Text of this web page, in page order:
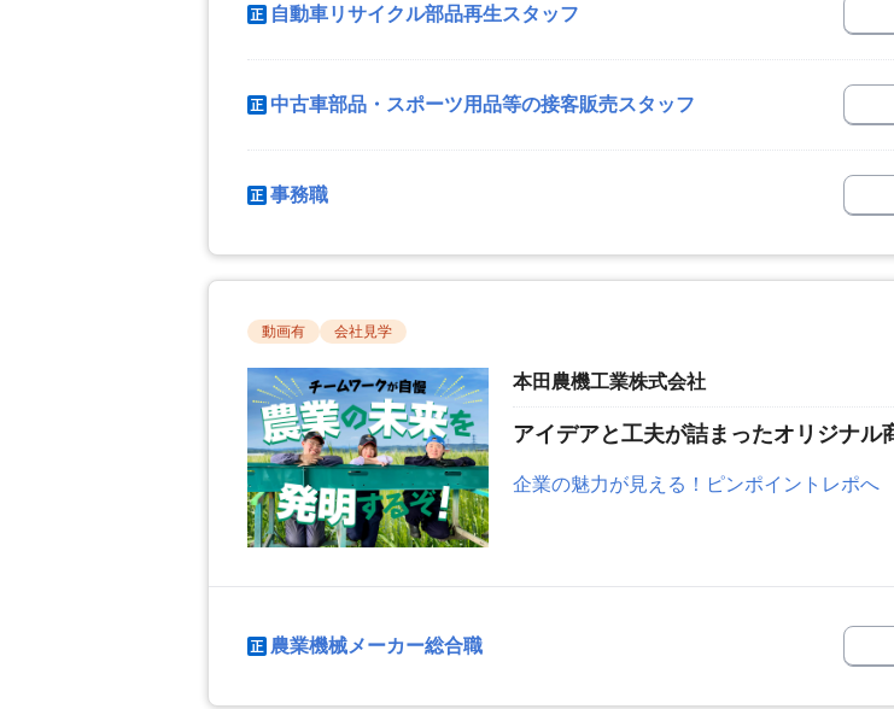
自動車リサイクル部品再生スタッフ
中古車部品・スポーツ用品等の接客販売スタッフ
事務職
動画有 会社見学
本田農機工業株式会社
アイデアと工夫が詰まったオリジナル
企業の魅力が見える！ピンポイントレポへ
農業機械メーカー総合職